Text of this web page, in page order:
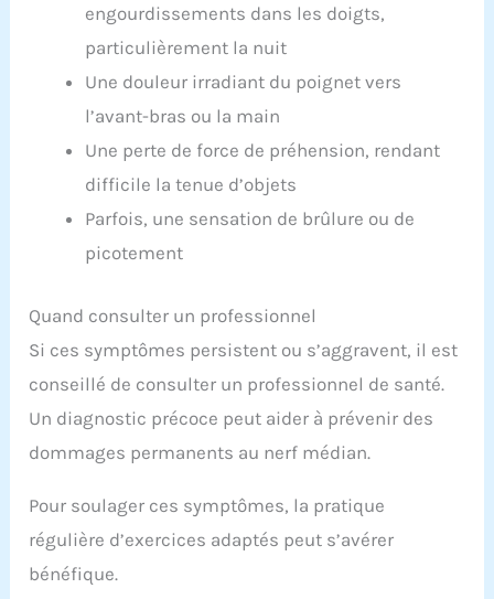
engourdissements dans les doigts,
particulièrement la nuit
Une douleur irradiant du poignet vers
l’avant-bras ou la main
Une perte de force de préhension, rendant
difficile la tenue d’objets
Parfois, une sensation de brûlure ou de
picotement
Quand consulter un professionnel
Si ces symptômes persistent ou s’aggravent, il est
conseillé de consulter un professionnel de santé.
Un diagnostic précoce peut aider à prévenir des
dommages permanents au nerf médian.
Pour soulager ces symptômes, la pratique
régulière d’exercices adaptés peut s’avérer
bénéfique.